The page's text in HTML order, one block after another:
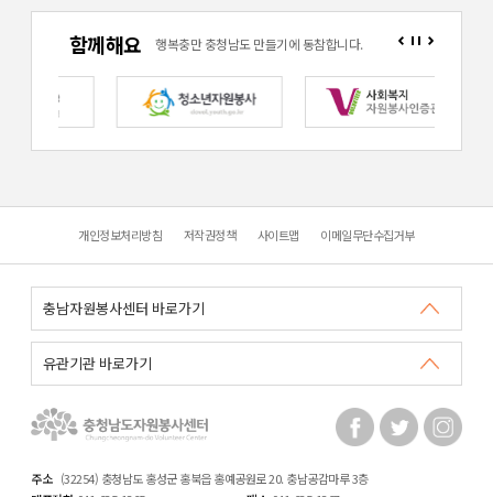
함께해요 행복충만 충청남도 만들기에 동참합니다.
개인정보처리방침 저작권정책 사이트맵 이메일무단수집거부
주소 (32254) 충청남도 홍성군 홍북읍 홍예공원로 20. 충남공감마루 3층